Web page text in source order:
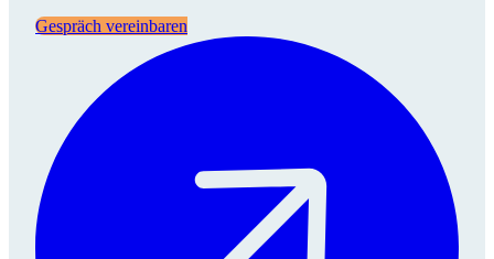
Gespräch vereinbaren